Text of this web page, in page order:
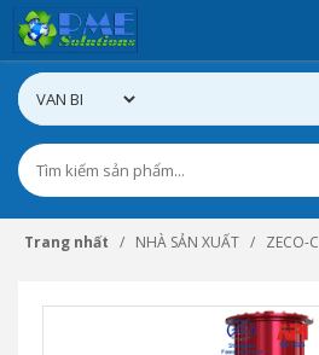
Trang nhất NHÀ SẢN XUẤT ZECO-